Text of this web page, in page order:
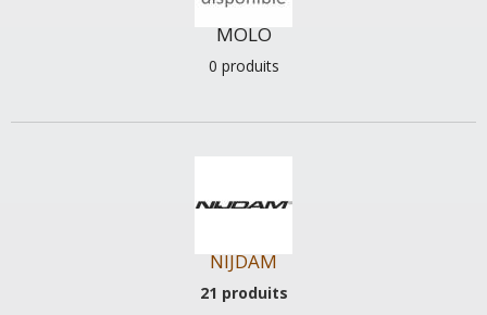
MOLO
0 produits
NIJDAM
21 produits